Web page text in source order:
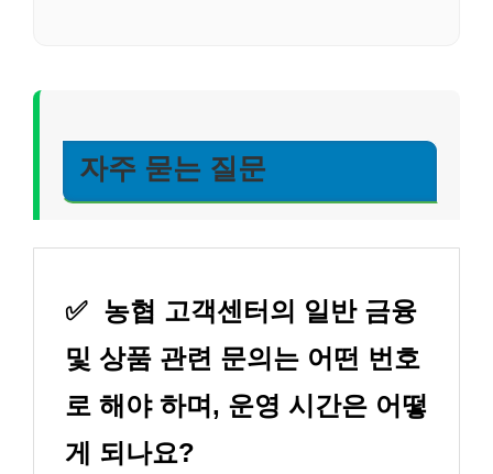
자주 묻는 질문
✅ 농협 고객센터의 일반 금융
및 상품 관련 문의는 어떤 번호
로 해야 하며, 운영 시간은 어떻
게 되나요?